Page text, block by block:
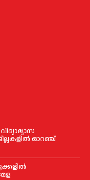
ഓറഞ്ച്